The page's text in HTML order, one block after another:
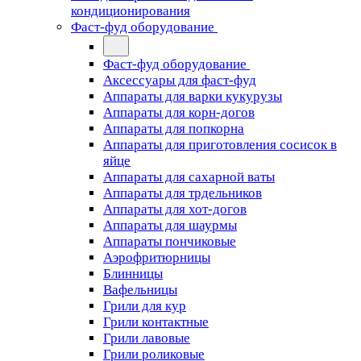
кондиционирования
Фаст-фуд оборудование
Фаст-фуд оборудование
Аксессуары для фаст-фуд
Аппараты для варки кукурузы
Аппараты для корн-догов
Аппараты для попкорна
Аппараты для приготовления сосисок в
яйце
Аппараты для сахарной ваты
Аппараты для трдельников
Аппараты для хот-догов
Аппараты для шаурмы
Аппараты пончиковые
Аэрофритюрницы
Блинницы
Вафельницы
Грили для кур
Грили контактные
Грили лавовые
Грили роликовые